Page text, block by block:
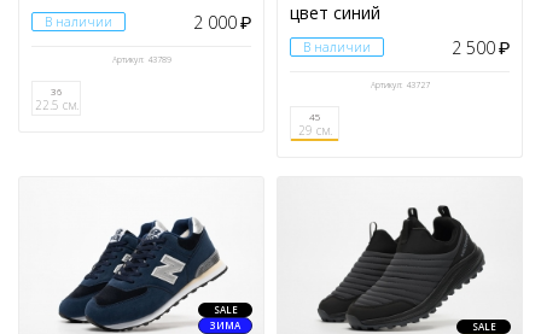
В наличии 2 000₽
Артикул: 43789
36
22.5 см.
цвет синий
В наличии 2 500₽
Артикул: 43727
45
29 см.
SALE
ЗИМА
SALE